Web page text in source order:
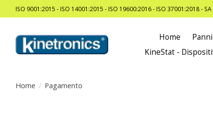
ISO 9001:2015 - ISO 14001:2015 - ISO 19600:2016 - ISO 37001:2018 -
Home
KineStat -
Home / Pagamento